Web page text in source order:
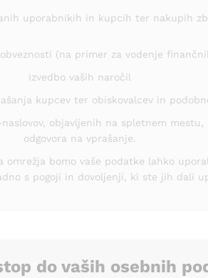
uporabnikih in kupcih ter nakupih
(na primer za vodenje
izvedbo vaših naročil
kupcev ter obiskovalcev in
objavljenih na spletnem
odgovora na vprašanje.
bomo vaše podatke lahko
s pogoji in dovoljenji, ki ste jih dali
do vaših osebnih